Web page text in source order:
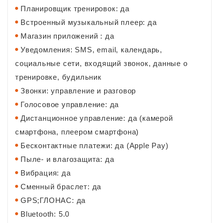
Планировщик тренировок: да
Встроенный музыкальный плеер: да
Магазин приложений : да
Уведомления: SMS, email, календарь,
социальные сети, входящий звонок, данные о
тренировке, будильник
Звонки: управление и разговор
Голосовое управление: да
Дистанционное управление: да (камерой
смартфона, плеером смартфона)
Бесконтактные платежи: да (Apple Pay)
Пыле- и влагозащита: да
Вибрация: да
Сменный браслет: да
GPS;ГЛОНАС: да
Bluetooth: 5.0